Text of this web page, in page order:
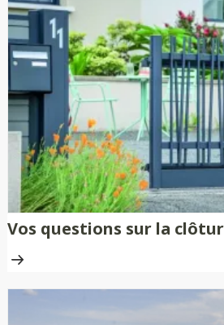
Vos questions sur la